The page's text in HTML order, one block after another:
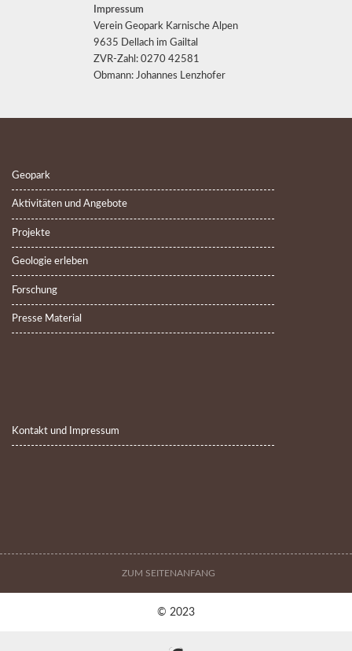
Impressum
Verein Geopark Karnische Alpen
9635 Dellach im Gailtal
ZVR-Zahl: 0270 42581
Obmann: Johannes Lenzhofer
Geopark
Aktivitäten und Angebote
Projekte
Geologie erleben
Forschung
Presse Material
Kontakt und Impressum
ZUM SEITENANFANG
© 2023